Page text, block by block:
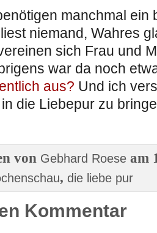
manchmal ein
niemand, Wahres
sich Frau und
war da noch
aus? Und ich
die Liebepur zu
von Gebhard Roese am
, die liebe pur
Kommentar